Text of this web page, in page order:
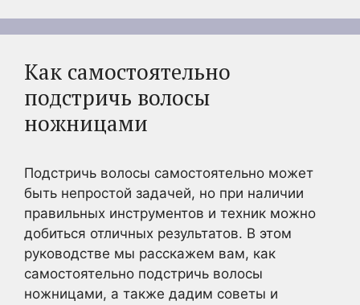
Как самостоятельно
подстричь волосы
ножницами
Подстричь волосы самостоятельно может
быть непростой задачей, но при наличии
правильных инструментов и техник можно
добиться отличных результатов. В этом
руководстве мы расскажем вам, как
самостоятельно подстричь волосы
ножницами, а также дадим советы и